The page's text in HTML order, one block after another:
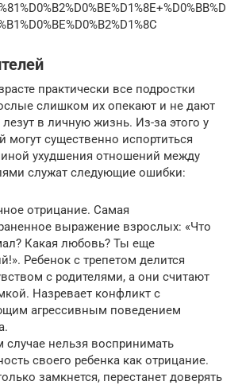
практически все подростки
слишком их опекают и не дают
в личную жизнь. Из-за этого у
могут существенно испортиться
ухудшения отношений между
служат следующие ошибки:
отрицание. Самая
выражение взрослых: «Что
Какая любовь? Ты еще
Ребенок с трепетом делится
с родителями, а они считают
Назревает конфликт с
агрессивным поведением
случае нельзя воспринимать
своего ребенка как отрицание.
замкнется, перестанет доверять